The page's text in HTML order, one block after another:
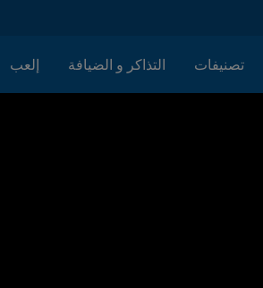
تصنيفات التذاكر و الضيافة إلعب